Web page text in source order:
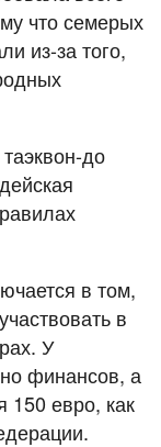
что семерых
из-за того,
до
в том,
в
У
финансов, а
150 евро, как